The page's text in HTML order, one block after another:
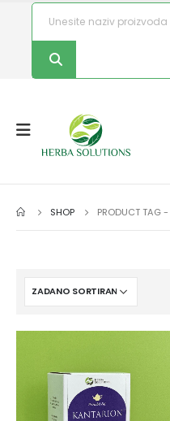
SHOP PRODUCT TAG -